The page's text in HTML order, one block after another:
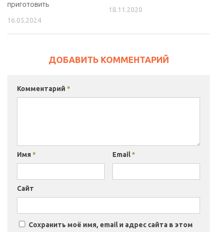
приготовить
16.05.2024
18.11.2020
ДОБАВИТЬ КОММЕНТАРИЙ
Комментарий *
Имя * Email*
Сайт
Сохранить моё имя, email и адрес сайта в этом